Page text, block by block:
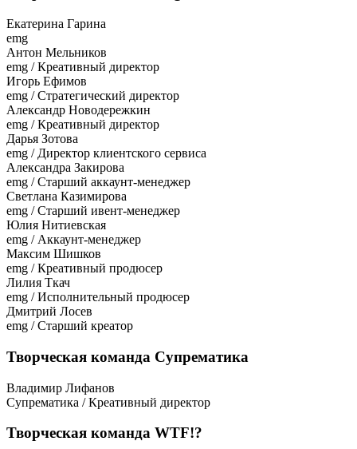
Екатерина Гарина
emg
Антон Мельников
emg / Креативный директор
Игорь Ефимов
emg / Стратегический директор
Александр Новодережкин
emg / Креативный директор
Дарья Зотова
emg / Директор клиентского сервиса
Александра Закирова
emg / Старший аккаунт-менеджер
Светлана Казимирова
emg / Старший ивент-менеджер
Юлия Нитиевская
emg / Аккаунт-менеджер
Максим Шишков
emg / Креативный продюсер
Лилия Ткач
emg / Исполнительный продюсер
Дмитрий Лосев
emg / Старший креатор
Творческая команда Супрематика
Владимир Лифанов
Супрематика / Креативный директор
Творческая команда WTF!?